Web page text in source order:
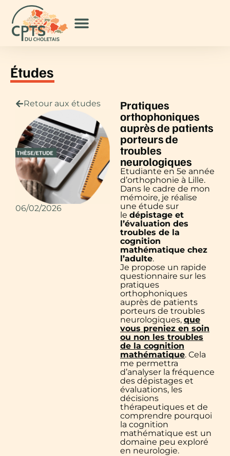
Études
Retour aux études
06/02/2026
Pratiques
orthophoniques
auprès de patients
porteurs de
troubles
neurologiques
Etudiante en 5e année
d’orthophonie à Lille.
Dans le cadre de mon
mémoire, je réalise
une étude sur
le dépistage et
l’évaluation des
troubles de la
cognition
mathématique chez
l’adulte.
Je propose un rapide
questionnaire sur les
pratiques
orthophoniques
auprès de patients
porteurs de troubles
neurologiques, que
vous preniez en soin
ou non les troubles
de la cognition
mathématique. Cela
me permettra
d’analyser la fréquence
des dépistages et
évaluations, les
décisions
thérapeutiques et de
comprendre pourquoi
la cognition
mathématique est un
domaine peu exploré
en neurologie.